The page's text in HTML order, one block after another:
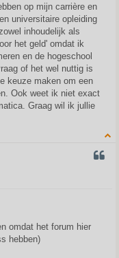
op mijn carrière en
universitaire opleiding
inhoudelijk als
het geld' omdat ik
en de hogeschool
of het wel nuttig is
keuze maken om een
Ook weet ik niet exact
Graag wil ik jullie
omdat het forum hier
hebben)